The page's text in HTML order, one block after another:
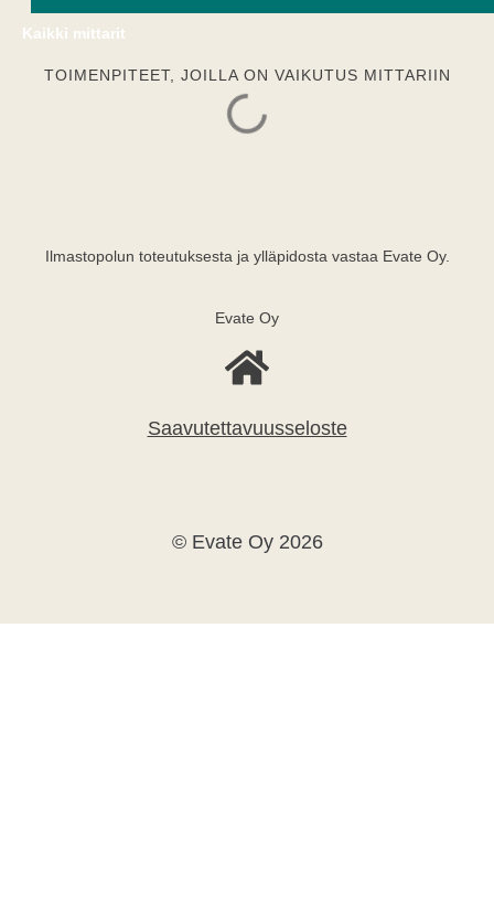
Kaikki mittarit
TOIMENPITEET, JOILLA ON VAIKUTUS MITTARIIN
Ilmastopolun toteutuksesta ja ylläpidosta vastaa Evate Oy.
Evate Oy
Saavutettavuusseloste
© Evate Oy 2026